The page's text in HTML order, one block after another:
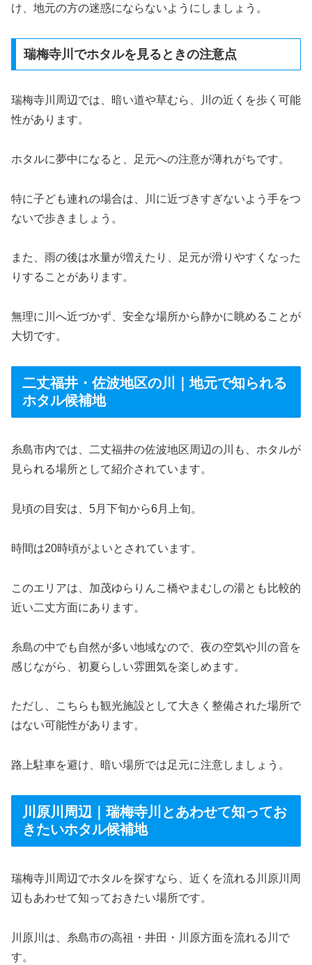
け、地元の方の迷惑にならないようにしましょう。
瑞梅寺川でホタルを見るときの注意点
瑞梅寺川周辺では、暗い道や草むら、川の近くを歩く可能
性があります。
ホタルに夢中になると、足元への注意が薄れがちです。
特に子ども連れの場合は、川に近づきすぎないよう手をつ
ないで歩きましょう。
また、雨の後は水量が増えたり、足元が滑りやすくなった
りすることがあります。
無理に川へ近づかず、安全な場所から静かに眺めることが
大切です。
二丈福井・佐波地区の川｜地元で知られる
ホタル候補地
糸島市内では、二丈福井の佐波地区周辺の川も、ホタルが
見られる場所として紹介されています。
見頃の目安は、5月下旬から6月上旬。
時間は20時頃がよいとされています。
このエリアは、加茂ゆらりんこ橋やまむしの湯とも比較的
近い二丈方面にあります。
糸島の中でも自然が多い地域なので、夜の空気や川の音を
感じながら、初夏らしい雰囲気を楽しめます。
ただし、こちらも観光施設として大きく整備された場所で
はない可能性があります。
路上駐車を避け、暗い場所では足元に注意しましょう。
川原川周辺｜瑞梅寺川とあわせて知ってお
きたいホタル候補地
瑞梅寺川周辺でホタルを探すなら、近くを流れる川原川周
辺もあわせて知っておきたい場所です。
川原川は、糸島市の高祖・井田・川原方面を流れる川で
す。